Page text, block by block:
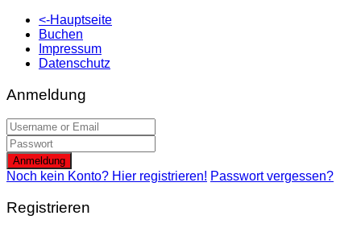
<-Hauptseite
Buchen
Impressum
Datenschutz
Anmeldung
Anmeldung
Noch kein Konto? Hier registrieren! Passwort vergessen?
Registrieren